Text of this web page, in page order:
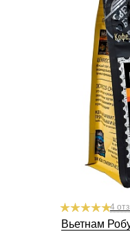
Степень
По кислинке
Обработка
Содержание
Профиль
Кислинка
1
3
Горчинка
1 2 3
Плотность
1
2
Крепость
1 2 3
4
Вьетнам